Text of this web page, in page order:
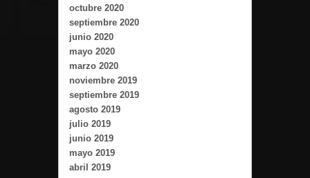
octubre 2020
septiembre 2020
junio 2020
mayo 2020
marzo 2020
noviembre 2019
septiembre 2019
agosto 2019
julio 2019
junio 2019
mayo 2019
abril 2019